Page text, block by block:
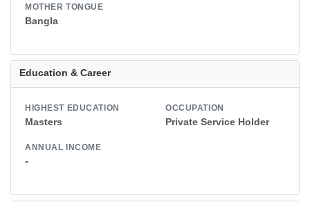
MOTHER TONGUE
Bangla
Education & Career
HIGHEST EDUCATION
Masters
OCCUPATION
Private Service Holder
ANNUAL INCOME
-